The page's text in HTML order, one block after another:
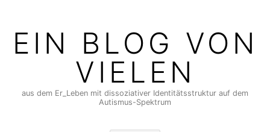
contentEIN BLOG VON
VIELEN
aus dem Er_Leben mit dissoziativer Identitätsstruktur auf dem
Autismus-Spektrum